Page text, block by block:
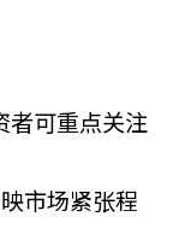
者可重点关注
市场紧张程